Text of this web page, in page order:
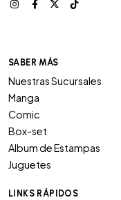
SABER MÁS
Nuestras Sucursales
Manga
Comic
Box-set
Album de Estampas
Juguetes
LINKS RÁPIDOS